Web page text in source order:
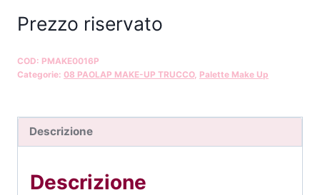
Prezzo riservato
COD: PMAKE0016P
Categorie: 08 PAOLAP MAKE-UP TRUCCO, Palette Make Up
Descrizione
Descrizione